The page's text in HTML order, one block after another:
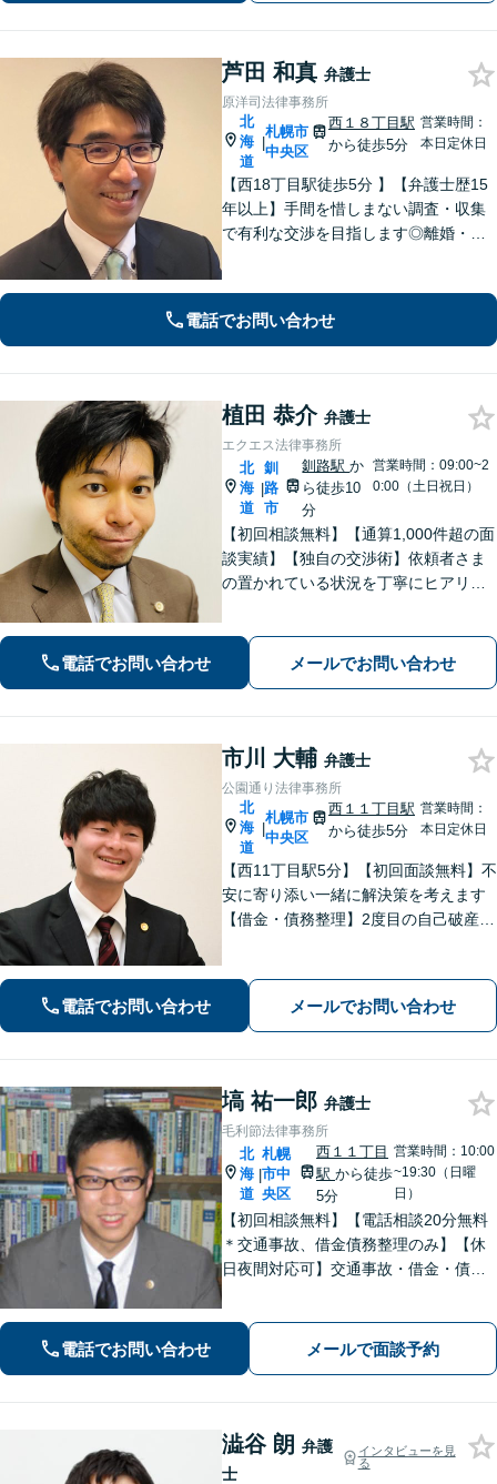
芦田 和真 弁護士
原洋司法律事務所
北
海
道
|
札幌市
中央区
西１８丁目駅
から徒歩5分
営業時間：
本日定休日
【西18丁目駅徒歩5分 】【弁護士歴15
年以上】手間を惜しまない調査・収集
で有利な交渉を目指します◎離婚・男
【ＺＯＯＭ対応】
電話でお問い合わせ
植田 恭介 弁護士
エクエス法律事務所
北
海
道
|
釧
路
市
釧路駅か
ら徒歩10
分
営業時間：09:00~2
0:00（土日祝日）
【初回相談無料】【通算1,000件超の面
談実績】【独自の交渉術】依頼者さま
の置かれている状況を丁寧にヒアリン
ら、難解な専門用語も噛み砕いて分か
りやすく説明するのが得意です。
電話でお問い合わせ メールでお問い合わせ
市川 大輔 弁護士
公園通り法律事務所
北
海
道
|
札幌市
中央区
西１１丁目駅
から徒歩5分
営業時間：
本日定休日
【西11丁目駅5分】【初回面談無料】不
安に寄り添い一緒に解決策を考えます
【借金・債務整理】2度目の自己破産や
て慰謝料請求や調停・裁判手続を実行
【即日／夜間／休日対応可能】
電話でお問い合わせ メールでお問い合わせ
塙 祐一郎 弁護士
毛利節法律事務所
北
海
道
|
札幌
市中
央区
西１１丁目
駅から徒歩
5分
営業時間：10:00
~19:30（日曜
日）
【初回相談無料】【電話相談20分無料
＊交通事故、借金債務整理のみ】【休
日夜間対応可】交通事故・借金・債務
にご相談ください。【札幌市を中心に
全道各地から相談受付中】
電話でお問い合わせ メールで面談予約
澁谷 朗 弁護
士
インタビューを見
る